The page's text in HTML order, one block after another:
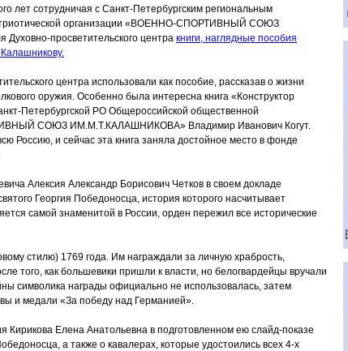
лет сотрудничая с Санкт-Петербургским региональным
организации «ВОЕННО-СПОРТИВНЫЙ СОЮЗ
просветительского центра книги, наглядные пособия
центра использовали как пособие, рассказав о жизни
оружия. Особенно была интересна книга «Конструктор
Петербургской РО Общероссийской общественной
СОЮЗ ИМ.М.Т.КАЛАШНИКОВА» Владимир Иванович Когут.
Россию, и сейчас эта книга заняла достойное место в фонде
Алексия Александр Борисович Четков в своем докладе
Георгия Победоносца, история которого насчитывает
самой знаменитой в России, орден пережил все исторические
стилю) 1769 года. Им награждали за личную храбрость,
того, как большевики пришли к власти, но белогвардейцы вручали
символика награды официально не использовалась, затем
и медали «За победу над Германией».
Кирикова Елена Анатольевна в подготовленном ею слайд-показе
а также о кавалерах, которые удостоились всех 4-х